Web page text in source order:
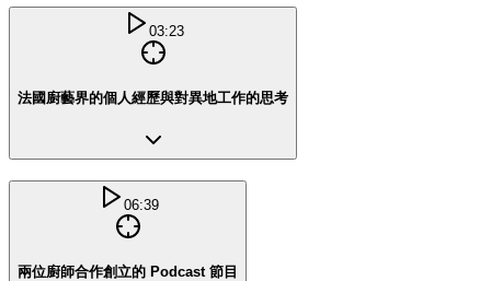
03:23
法國廚藝界的個人經歷與對異地工作的思考
06:39
兩位廚師合作創立的 Podcast 節目